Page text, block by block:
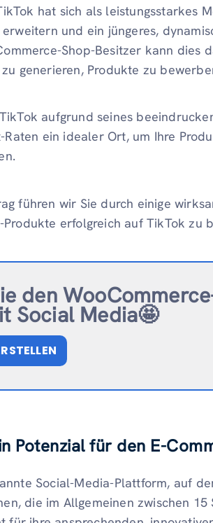
hat sich als leistungsstarkes
und ein jüngeres,
Shop-Besitzer kann dies
generieren, Produkte zu
aufgrund seines
Raten ein idealer Ort, um Ihre
führen wir Sie durch einige
Produkte erfolgreich auf TikTok zu
den
Social Media🤩
Potenzial für den E-
Social-Media-Plattform, auf
die im Allgemeinen zwischen